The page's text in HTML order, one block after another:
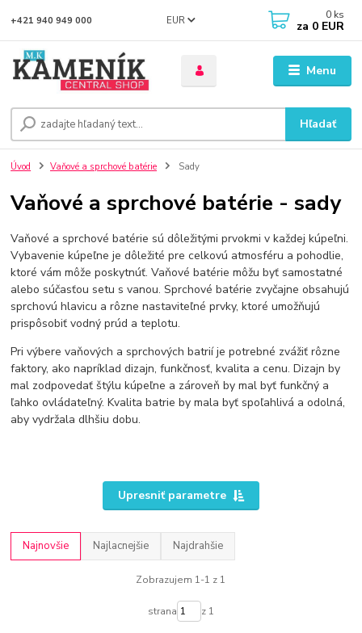
Menu
EUR
Hľadať
+421 940 949 000 0 ks
za 0 EUR
Úvod Vaňové a sprchové batérie Sady
Vaňové a sprchové batérie - sady
Vaňové a sprchové batérie sú dôležitými prvokmi v každej kúpeľni.
Vybavenie kúpeľne je dôležité pre celkovú atmosféru a pohodlie,
ktoré vám môže poskytnúť. Vaňové batérie môžu byť samostatné
alebo súčasťou setu s vanou. Sprchové batérie zvyčajne obsahujú
sprchovú hlavicu a rôzne nastaviteľné prvky, ktoré umožňujú
prispôsobiť vodný prúd a teplotu.
Pri výbere vaňových a sprchových batrií je potrebné zvážiť rôzne
faktory, ako napríklad dizajn, funkčnosť, kvalita a cenu. Dizajn by
mal zodpovedať štýlu kúpeľne a zároveň by mal byť funkčný a
ľahko ovládateľný. Kvalita batrie by mala byť spoľahlivá a odolná,
aby vydržala dlhšiu dobu.
Upresniť parametre
Najnovšie Najlacnejšie Najdrahšie
Zobrazujem 1-1 z 1
strana z 1